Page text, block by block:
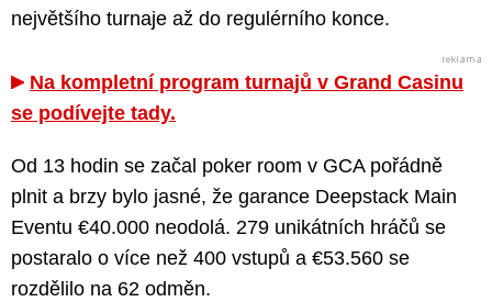
největšího turnaje až do regulérního konce.
Na kompletní program turnajů v Grand Casinu
se podívejte tady.
Od 13 hodin se začal poker room v GCA pořádně
plnit a brzy bylo jasné, že garance Deepstack Main
Eventu €40.000 neodolá. 279 unikátních hráčů se
postaralo o více než 400 vstupů a €53.560 se
rozdělilo na 62 odměn.